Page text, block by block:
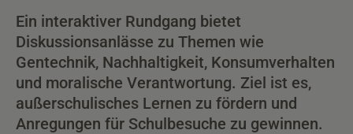
Ein interaktiver Rundgang bietet
Diskussionsanlässe zu Themen wie
Gentechnik, Nachhaltigkeit, Konsumverhalten
und moralische Verantwortung. Ziel ist es,
außerschulisches Lernen zu fördern und
Anregungen für Schulbesuche zu gewinnen.